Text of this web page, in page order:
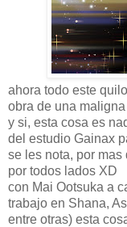
ahora todo este
obra de una
y si, esta cosa es
del estudio Gainax
se les nota, por
por todos lados XD
con Mai Ootsuka a
trabajo en Shana,
entre otras) esta